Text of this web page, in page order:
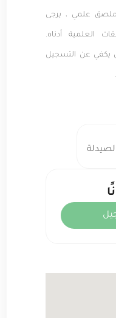
ملصق علمي ، يرجى
العلمية أدناه.
يكفي عن التسجيل